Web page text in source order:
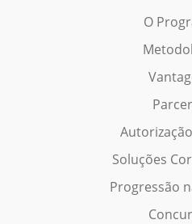
O
Soluções
Progressão